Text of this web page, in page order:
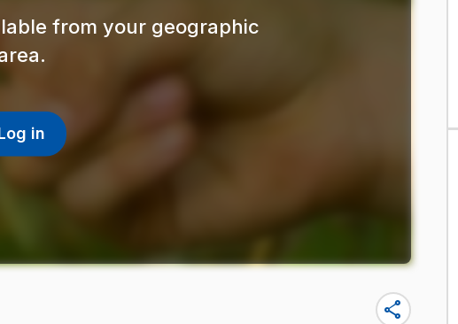
from your geographic
in
share